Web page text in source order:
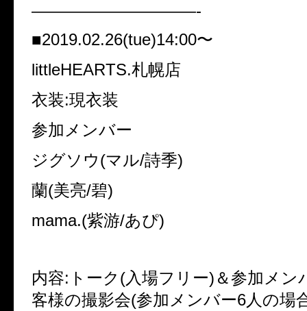
——————————-
■2019.02.26(tue)14:00〜
littleHEARTS.札幌店
衣装:現衣装
参加メンバー
ジグソウ(マル/詩季)
蘭(美亮/碧)
mama.(紫游/あぴ)
内容:トーク(入場フリー)＆参加メン
客様の撮影会(参加メンバー6人の場